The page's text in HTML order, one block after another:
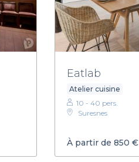
Eatlab
Atelier cuisine
10 - 40 pers.
Suresnes
À partir de 850 €